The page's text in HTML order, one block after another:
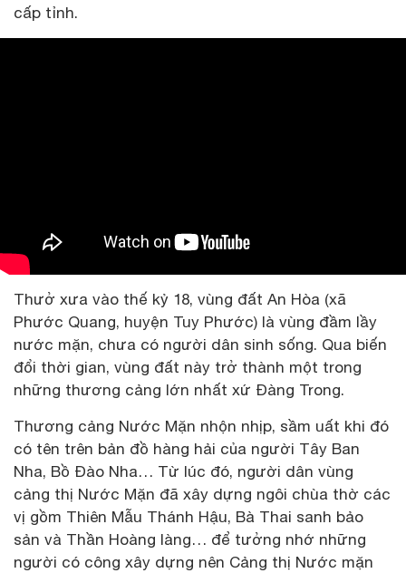
cấp tỉnh.
Thưở xưa vào thế kỷ 18, vùng đất An Hòa (xã
Phước Quang, huyện Tuy Phước) là vùng đầm lầy
nước mặn, chưa có người dân sinh sống. Qua biến
đổi thời gian, vùng đất này trở thành một trong
những thương cảng lớn nhất xứ Đàng Trong.
Thương cảng Nước Mặn nhộn nhịp, sầm uất khi đó
có tên trên bản đồ hàng hải của người Tây Ban
Nha, Bồ Đào Nha… Từ lúc đó, người dân vùng
cảng thị Nước Mặn đã xây dựng ngôi chùa thờ các
vị gồm Thiên Mẫu Thánh Hậu, Bà Thai sanh bảo
sản và Thần Hoàng làng… để tưởng nhớ những
người có công xây dựng nên Cảng thị Nước mặn